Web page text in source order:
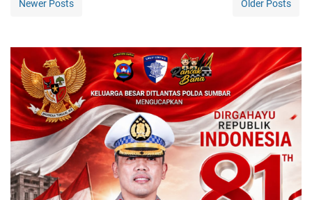
Newer Posts Older Posts